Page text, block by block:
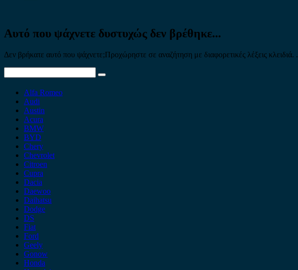
Αυτό που ψάχνετε δυστυχώς δεν βρέθηκε...
Δεν βρήκατε αυτό που ψάχνετε;Προχώρηστε σε αναζήτηση με διαφορετικές λέξεις κλειδιά. .
for:
Alfa Romeo
Audi
Austin
Acura
BMW
BYD
Chery
Chevrolet
Citroen
Cupra
Dacia
Daewoo
Daihatsu
Dodge
DS
Fiat
Ford
Geely
Gonow
Honda